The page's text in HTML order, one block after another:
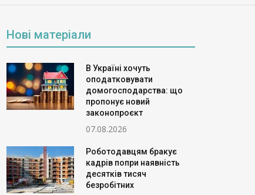
Нові матеріали
В Україні хочуть
оподатковувати
домогосподарства: що
пропонує новий
законопроєкт
07.08.2026
Роботодавцям бракує
кадрів попри наявність
десятків тисяч
безробітних